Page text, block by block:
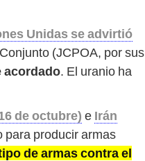
Unidas se advirtió
(JCPOA, por sus
acordado. El uranio ha
de octubre) e Irán
para producir armas
de armas contra el